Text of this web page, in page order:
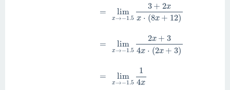
= lim
x→−1.5
3 + 2x
x ⋅ (8x + 12)
= lim
x→−1.5
2x + 3
4x ⋅ (2x + 3)
= lim
x→−1.5
1
4x
→ 3